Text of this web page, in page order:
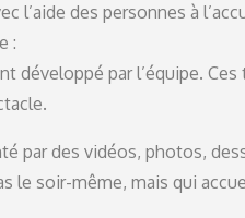
l’aide des personnes à
:
développé par l’équipe.
par des vidéos, photos,
le soir-même, mais qui